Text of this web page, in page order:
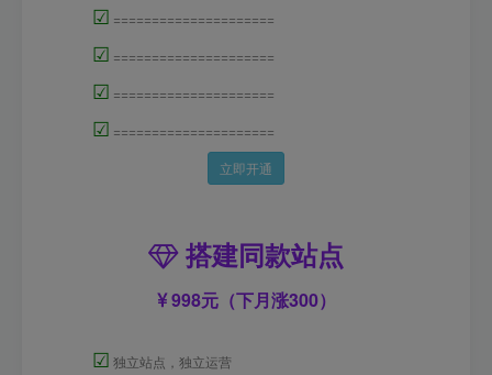
☑ =====================
☑ =====================
☑ =====================
☑ =====================
立即开通
搭建同款站点
998元（下月涨300）
☑ 独立站点，独立运营